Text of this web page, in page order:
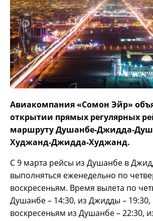
Авиакомпания «Сомон Эйр»
открытии прямых регулярных
маршруту Душанбе-Джидда-
Худжанд-Джидда-Худжанд.
С 9 марта рейсы из Душанбе в
выполняться еженедельно по
воскресеньям. Время вылета по
Душанбе – 14:30, из Джидды – 19:30,
воскресеньям из Душанбе – 22:30,